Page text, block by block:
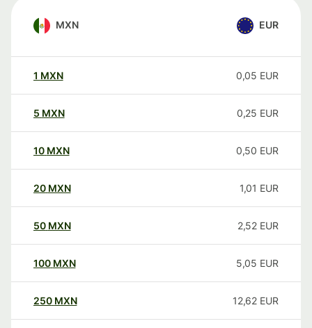
MXN EUR
1 MXN 0,05 EUR
5 MXN 0,25 EUR
10 MXN 0,50 EUR
20 MXN 1,01 EUR
50 MXN 2,52 EUR
100 MXN 5,05 EUR
250 MXN 12,62 EUR